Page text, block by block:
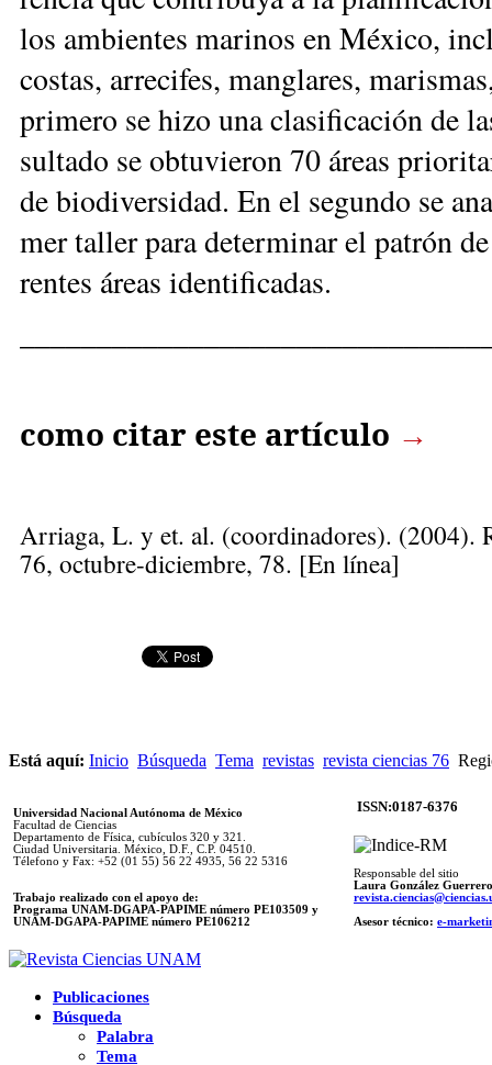
los am­bien­tes ma­ri­nos en Mé­xi­co,
cos­tas, arre­ci­fes, man­gla­res,
pri­me­ro se hi­zo una cla­si­fi­ca­ción de
sul­ta­do se ob­tu­vie­ron 70 áreas
de bio­di­ver­si­dad. En el se­gun­do se
mer ta­ller pa­ra de­ter­mi­nar el pa­trón
ren­tes áreas iden­ti­fi­ca­das.
como citar este artículo →
Arriaga, L. y et. al. (coordinadores). (2004).
76, octubre-diciembre, 78. [En línea]
Está aquí: Inicio Búsqueda Tema revistas revista ciencias 76
Universidad Nacional Autónoma de México
Facultad de Ciencias
Departamento de Física, cubículos 320 y 321.
Ciudad Universitaria. México, D.F., C.P. 04510.
Télefono y Fax: +52 (01 55) 56 22 4935, 56 22 5316
Trabajo realizado con el apoyo de:
Programa UNAM-DGAPA-PAPIME número PE103509 y
UNAM-DGAPA-PAPIME número PE106212
ISSN:0187-6376
Responsable del sitio
Laura González Guerrero
Asesor técnico: e-
Publicaciones
Búsqueda
Palabra
Tema